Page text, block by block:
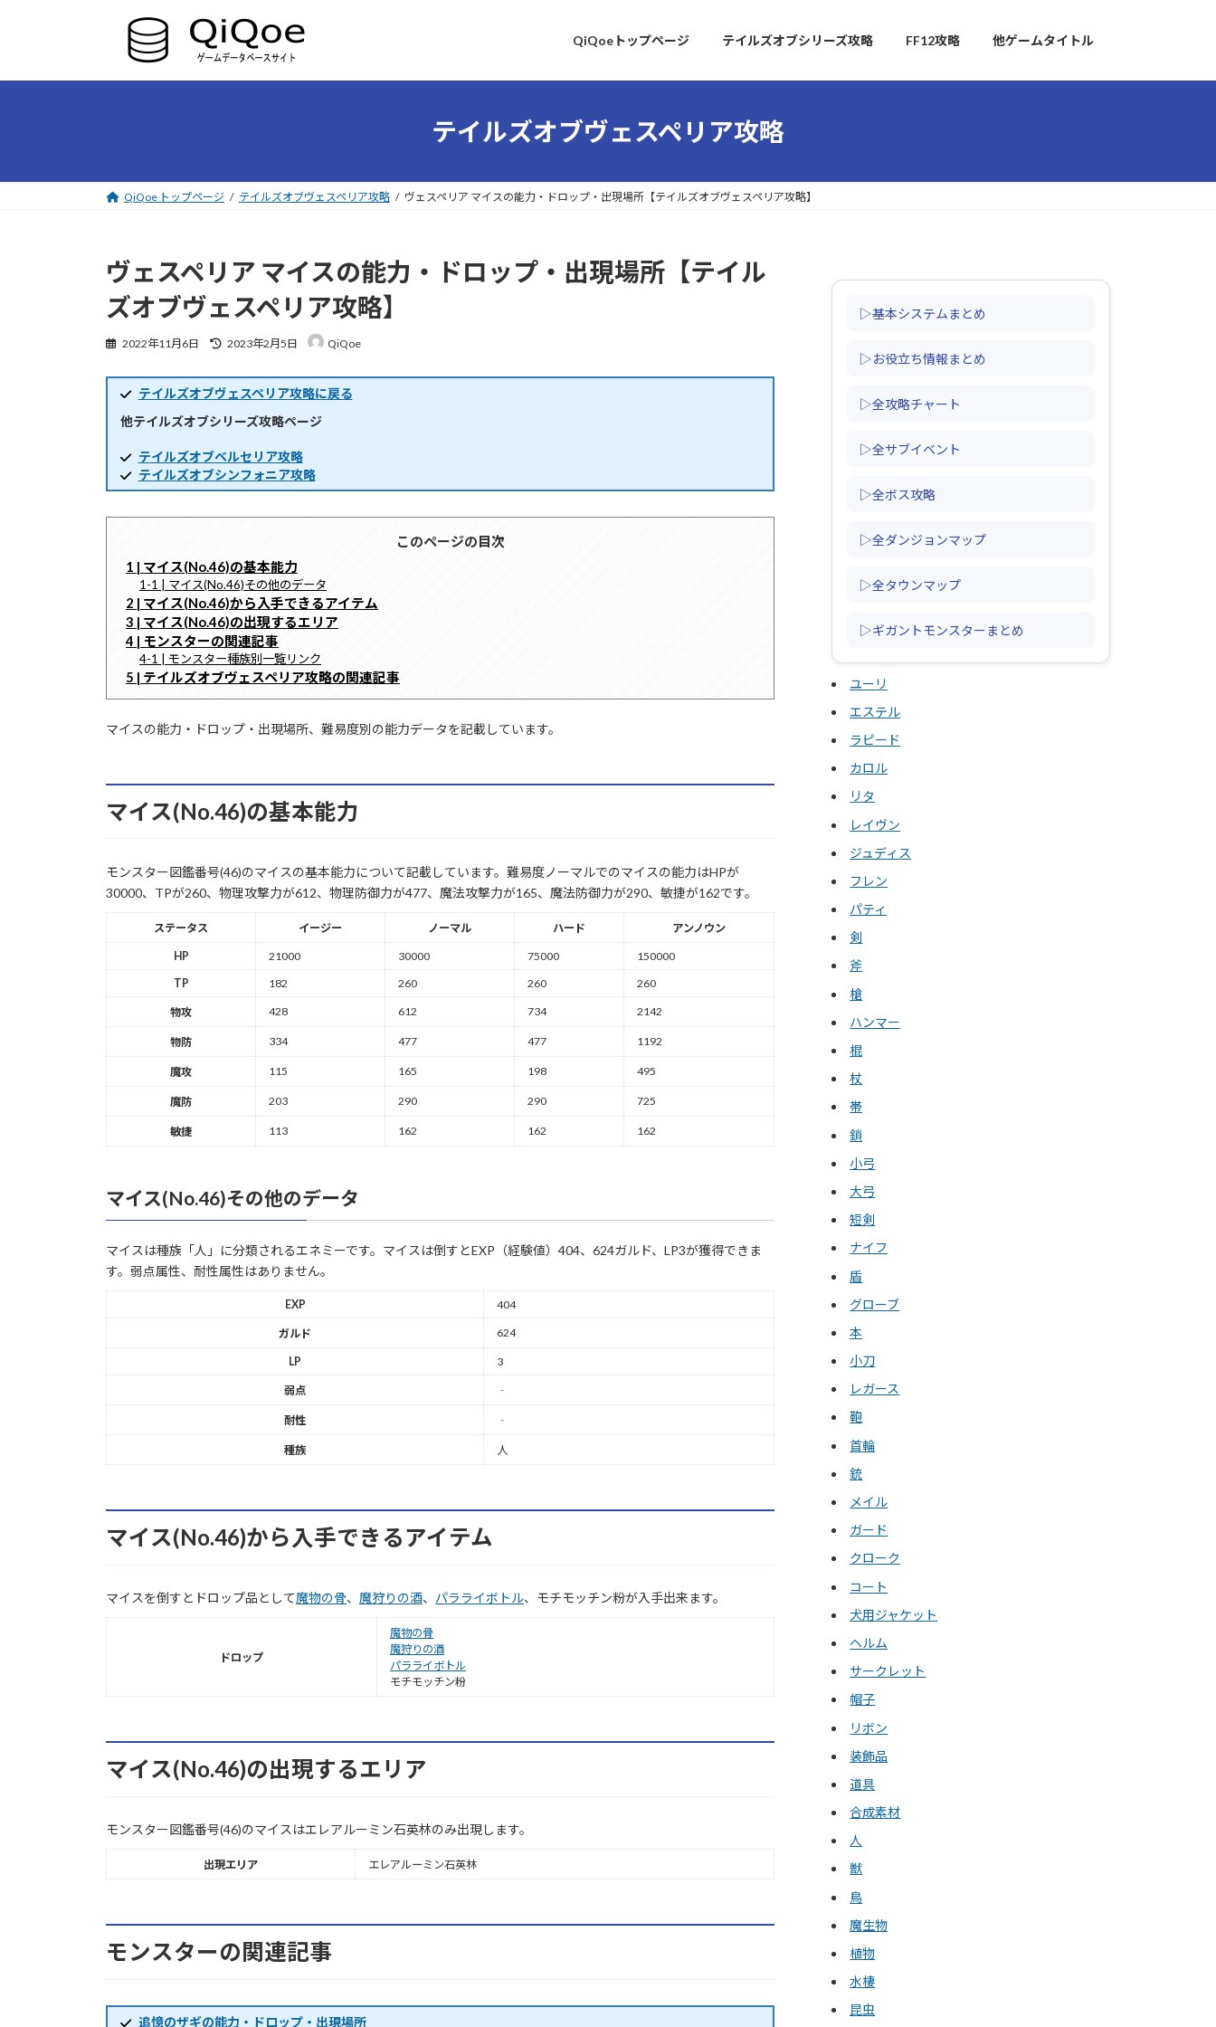
ツ
シ
QiQoeトップページ テイルズオブシリーズ攻略 FF12攻略 他ゲームタイトル
テイルズオブヴェスペリア攻略
QiQoe トップページ テイルズオブヴェスペリア攻略 ヴェスペリア マイスの能力・ドロップ・出現場所【テイルズオブヴェスペリア攻略】
ヴェスペリア マイスの能力・ドロップ・出現場所【テイル
ズオブヴェスペリア攻略】
2022年11月6日
最
新
日
時
2023年2月5日 QiQoe
テイルズオブヴェスペリア攻略に戻る
他テイルズオブシリーズ攻略ページ
テイルズオブベルセリア攻略
テイルズオブシンフォニア攻略
このページの目次
1 | マイス(No.46)の基本能力
1-1 | マイス(No.46)その他のデータ
2 | マイス(No.46)から入手できるアイテム
3 | マイス(No.46)の出現するエリア
4 | モンスターの関連記事
4-1 | モンスター種族別一覧リンク
5 | テイルズオブヴェスペリア攻略の関連記事
マイスの能力・ドロップ・出現場所、難易度別の能力データを記載しています。
マイス(No.46)の基本能力
モンスター図鑑番号(46)のマイスの基本能力について記載しています。難易度ノーマルでのマイスの能力はHPが
30000、TPが260、物理攻撃力が612、物理防御力が477、魔法攻撃力が165、魔法防御力が290、敏捷が162です。
ステータス イージー ノーマル ハード アンノウン
HP 21000 30000 75000
150000
TP
182 260 260 260
物攻 428 612 734 2142
物防 334 477 477 1192
魔攻 115 165 198 495
魔防 203 290 290 725
敏捷 113 162 162 162
マイス(No.46)その他のデータ
マイスは種族「人」に分類されるエネミーです。マイスは倒すとEXP（経験値）404、624ガルド、LP3が獲得できま
す。弱点属性、耐性属性はありません。
EXP 404
ガルド 624
LP 3
弱点 ‐
耐性 ‐
種族 人
マイス(No.46)から入手できるアイテム
マイスを倒すとドロップ品として魔物の骨、 魔狩りの酒、 パラライボトル、モチモッチン粉が入手出来ます。
ドロップ
魔物の骨
魔狩りの酒
パラライボトル
モチモッチン粉
マイス(No.46)の出現するエリア
モンスター図鑑番号(46)のマイスはエレアルーミン石英林のみ出現します。
出現エリア エレアルーミン石英林
モンスターの関連記事
追憶のザギの能力・ドロップ・出現場所
▷基本システムまとめ
▷お役立ち情報まとめ
▷全攻略チャート
▷全サブイベント
▷全ボス攻略
▷全ダンジョンマップ
▷全タウンマップ
▷ギガントモンスターまとめ
ユーリ
エステル
ラピード
カロル
リタ
レイヴン
ジュディス
フレン
パティ
剣
斧
槍
ハンマー
棍
杖
帯
鎖
小弓
大弓
短剣
ナイフ
盾
グローブ
本
小刀
レガース
鞄
首輪
銃
メイル
ガード
クローク
コート
犬用ジャケット
ヘルム
サークレット
帽子
リボン
装飾品
道具
合成素材
人
獣
鳥
魔生物
植物
水棲
昆虫